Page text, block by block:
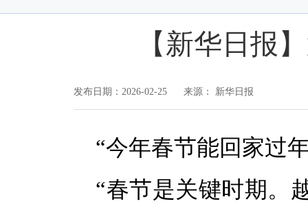
【新华日报
发布日期：2026-02-25 来源： 新华日报
“今年春节能回家过
“春节是关键时期。